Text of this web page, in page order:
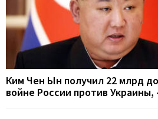
Ким Чен Ын получил 22 млрд
войне России против